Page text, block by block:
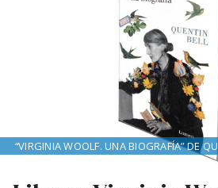
“VIRGINIA WOOLF. UNA BIOGRAFÍA” DE